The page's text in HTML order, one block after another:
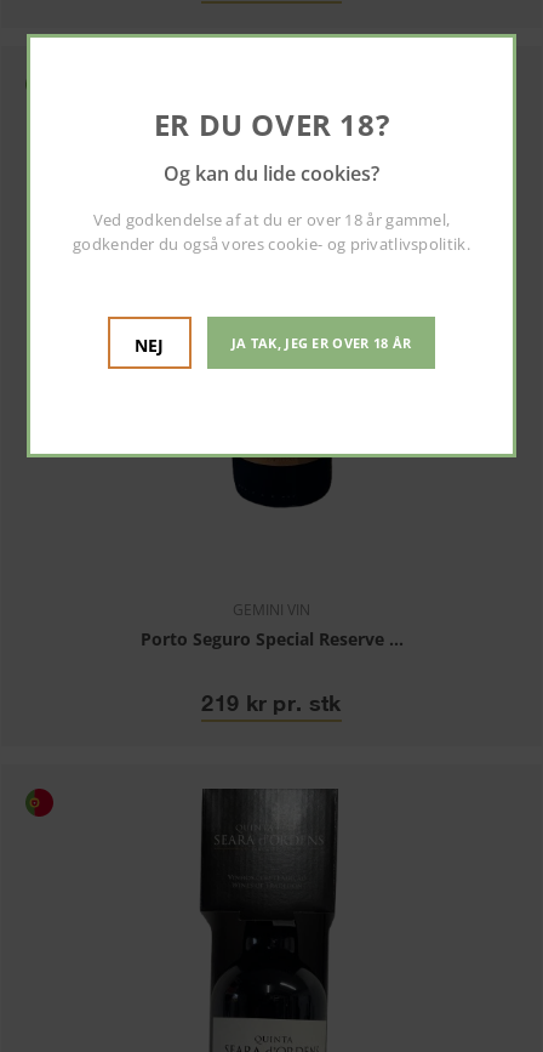
GEMINI VIN
Porto Seguro Special Reserve ...
219 kr pr. stk
ER DU OVER 18?
Og kan du lide cookies?
Ved godkendelse af at du er over 18 år gammel,
godkender du også vorescookie- og privatlivspolitik.
NEJ JA TAK, JEG ER OVER 18 ÅR